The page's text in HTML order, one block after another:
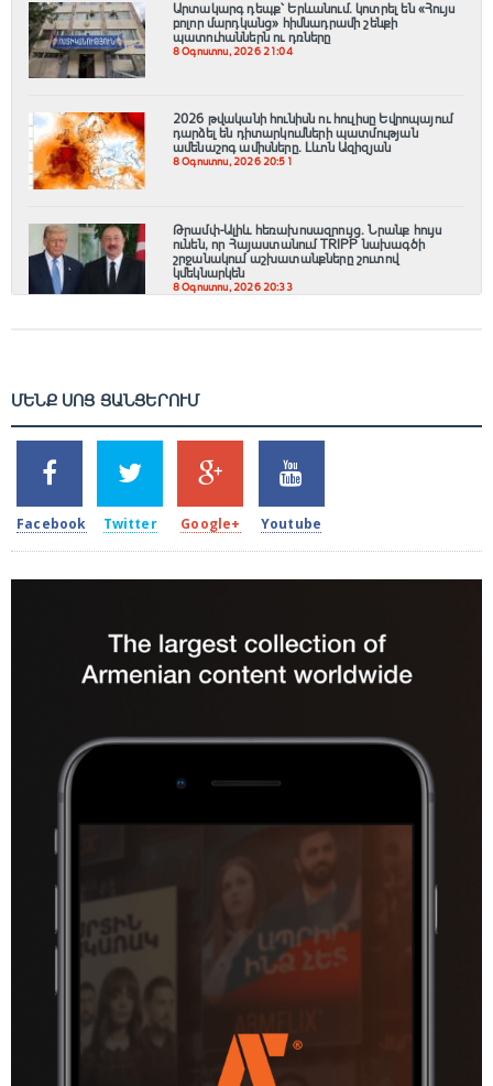
Արտակարգ դեպք՝ Երևանում․ կոտրել են «Հույս
բոլոր մարդկանց» հիմնադրամի շենքի
պատուհաններն ու դռները
8 Օգոստոս, 2026 21:04
2026 թվականի հունիսն ու հուլիսը Եվրոպայում
դարձել են դիտարկումների պատմության
ամենաշոգ ամիսները․ Լևոն Ազիզյան
8 Օգոստոս, 2026 20:51
Թրամփ-Ալիև հեռախոսազրույց. Նրանք հույս
ունեն, որ Հայաստանում TRIPP նախագծի
շրջանակում աշխատանքները շուտով
կմեկնարկեն
8 Օգոստոս, 2026 20:33
ՄԵՆՔ ՍՈՑ ՑԱՆՑԵՐՈՒՄ
2k
SHARES
Facebook
1.5k
TWEETS
Twitter
203
SHARES
Google+
620
SHARES
Youtube